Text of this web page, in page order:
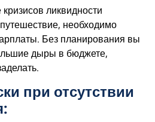
ликвидности
необходимо
Без планирования вы
дыры в бюджете,
при отсутствии